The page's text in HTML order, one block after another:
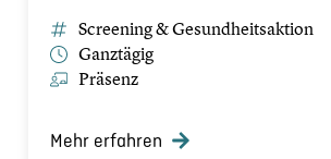
Screening & Gesundheitsaktion
Ganztägig
Präsenz
Mehr erfahren